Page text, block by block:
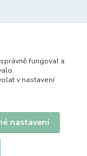
fungoval a
v nastavení
nastavení